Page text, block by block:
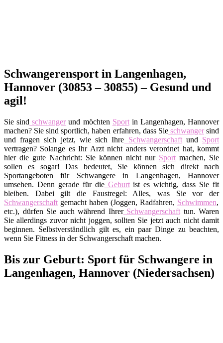
Schwangerensport in Langenhagen,
Hannover (30853 – 30855) – Gesund und
agil!
Sie sind schwangerund möchten Sportin Langenhagen, Hannover
machen? Sie sind sportlich, haben erfahren, dass Sieschwangersind
und fragen sich jetzt, wie sich Ihre Schwangerschaftund Sport
vertragen? Solange es Ihr Arzt nicht anders verordnet hat, kommt
hier die gute Nachricht: Sie können nicht nur Sport machen, Sie
sollen es sogar! Das bedeutet, Sie können sich direkt nach
Sportangeboten für Schwangere in Langenhagen, Hannover
umsehen. Denn gerade für dieGeburtist es wichtig, dass Sie fit
bleiben. Dabei gilt die Faustregel: Alles, was Sie vor der
Schwangerschaft gemacht haben (Joggen, Radfahren, Schwimmen,
etc.), dürfen Sie auch während IhrerSchwangerschaft tun. Waren
Sie allerdings zuvor nicht joggen, sollten Sie jetzt auch nicht damit
beginnen. Selbstverständlich gilt es, ein paar Dinge zu beachten,
wenn Sie Fitness in der Schwangerschaft machen.
Bis zur Geburt: Sport für Schwangere in
Langenhagen, Hannover (Niedersachsen)